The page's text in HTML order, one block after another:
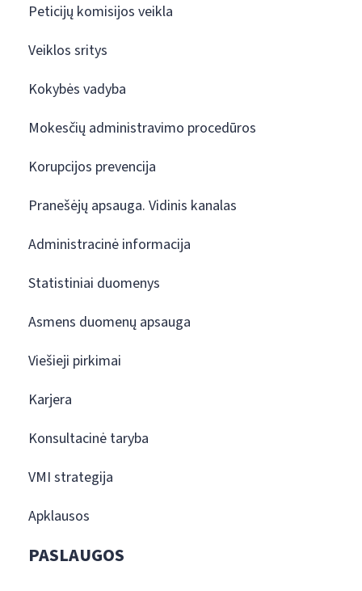
Peticijų komisijos veikla
Veiklos sritys
Kokybės vadyba
Mokesčių administravimo procedūros
Korupcijos prevencija
Pranešėjų apsauga. Vidinis kanalas
Administracinė informacija
Statistiniai duomenys
Asmens duomenų apsauga
Viešieji pirkimai
Karjera
Konsultacinė taryba
VMI strategija
Apklausos
PASLAUGOS